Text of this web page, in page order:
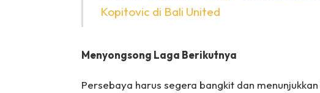
Kopitovic di Bali United
Menyongsong Laga Berikutnya
Persebaya harus segera bangkit dan